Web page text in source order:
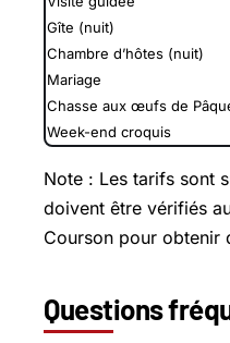
Gîte (nuit)
Chambre d’hôtes (nuit)
Mariage
Chasse aux œufs de
Week-end croquis
Note : Les tarifs sont
doivent être vérifiés
Courson pour obtenir
Questions